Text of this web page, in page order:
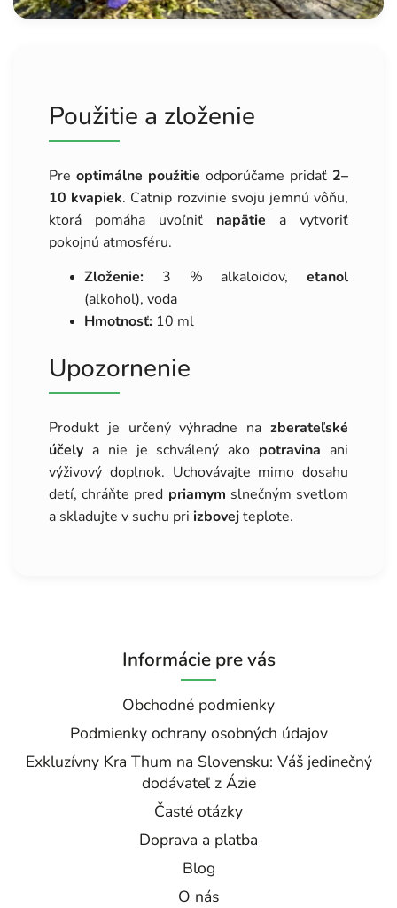
Použitie a zloženie
Pre optimálne použitie odporúčame pridať 2–
10 kvapiek. Catnip rozvinie svoju jemnú vôňu,
ktorá pomáha uvoľniť napätie a vytvoriť
pokojnú atmosféru.
Zloženie: 3 % alkaloidov, etanol
(alkohol), voda
Hmotnosť: 10 ml
Upozornenie
Produkt je určený výhradne na zberateľské
účely a nie je schválený ako potravina ani
výživový doplnok. Uchovávajte mimo dosahu
detí, chráňte pred priamym slnečným svetlom
a skladujte v suchu pri izbovejteplote.
Informácie pre vás
Obchodné podmienky
Podmienky ochrany osobných údajov
Exkluzívny Kra Thum na Slovensku: Váš jedinečný
dodávateľ z Ázie
Časté otázky
Doprava a platba
Blog
O nás